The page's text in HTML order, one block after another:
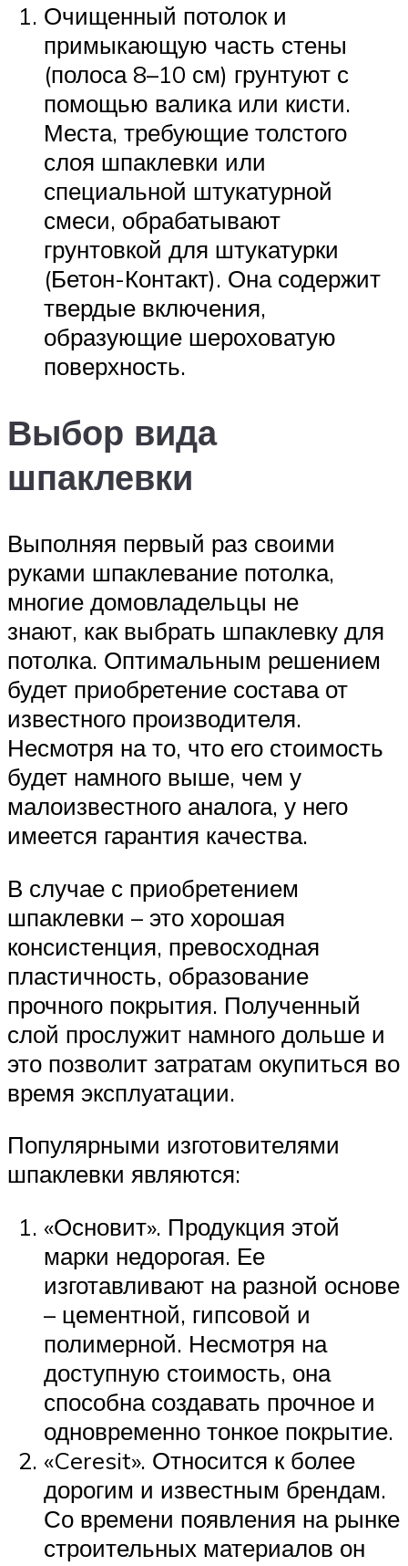
Очищенный потолок и
примыкающую часть стены
(полоса 8–10 см) грунтуют с
помощью валика или кисти.
Места, требующие толстого
слоя шпаклевки или
специальной штукатурной
смеси, обрабатывают
грунтовкой для штукатурки
(Бетон-Контакт). Она содержит
твердые включения,
образующие шероховатую
поверхность.
Выбор вида
шпаклевки
Выполняя первый раз своими
руками шпаклевание потолка,
многие домовладельцы не
знают, как выбрать шпаклевку для
потолка. Оптимальным решением
будет приобретение состава от
известного производителя.
Несмотря на то, что его стоимость
будет намного выше, чем у
малоизвестного аналога, у него
имеется гарантия качества.
В случае с приобретением
шпаклевки – это хорошая
консистенция, превосходная
пластичность, образование
прочного покрытия. Полученный
слой прослужит намного дольше и
это позволит затратам окупиться во
время эксплуатации.
Популярными изготовителями
шпаклевки являются:
«Основит». Продукция этой
марки недорогая. Ее
изготавливают на разной основе
– цементной, гипсовой и
полимерной. Несмотря на
доступную стоимость, она
способна создавать прочное и
одновременно тонкое покрытие.
«Ceresit». Относится к более
дорогим и известным брендам.
Со времени появления на рынке
строительных материалов он